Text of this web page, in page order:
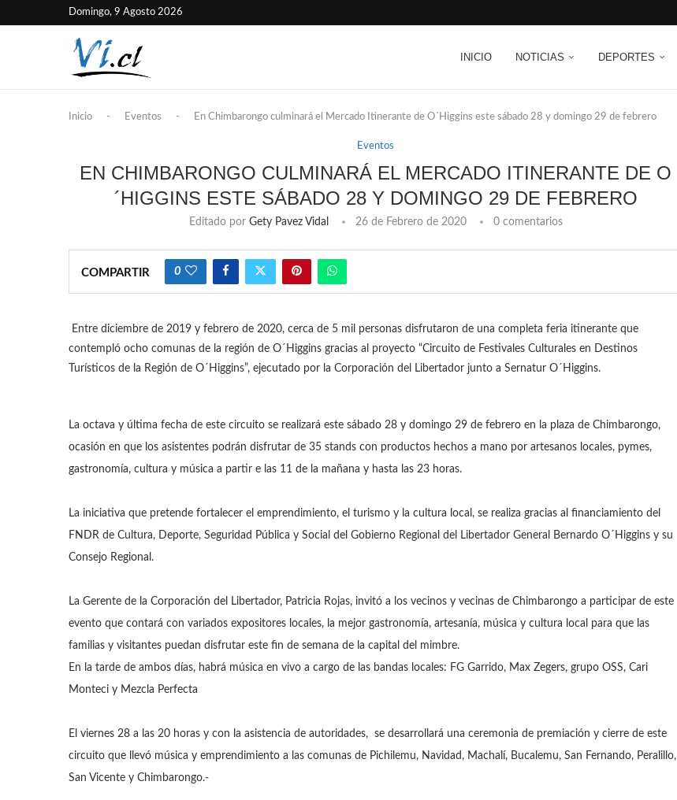
Domingo, 9 Agosto 2026
INICIO NOTICIAS DEPORTES
Inicio - Eventos - En Chimbarongo culminará el Mercado Itinerante de O´Higgins este sábado 28 y domingo 29 de febrero
Eventos
EN CHIMBARONGO CULMINARÁ EL MERCADO ITINERANTE DE O
´HIGGINS ESTE SÁBADO 28 Y DOMINGO 29 DE FEBRERO
Editado por Gety Pavez Vidal 26 de Febrero de 2020 0 comentarios
COMPARTIR 0
Entre diciembre de 2019 y febrero de 2020, cerca de 5 mil personas disfrutaron de una completa feria itinerante que
contempló ocho comunas de la región de O´Higgins gracias al proyecto “Circuito de Festivales Culturales en Destinos
Turísticos de la Región de O´Higgins”, ejecutado por la Corporación del Libertador junto a Sernatur O´Higgins.
La octava y última fecha de este circuito se realizará este sábado 28 y domingo 29 de febrero en la plaza de Chimbarongo,
ocasión en que los asistentes podrán disfrutar de 35 stands con productos hechos a mano por artesanos locales, pymes,
gastronomía, cultura y música a partir e las 11 de la mañana y hasta las 23 horas.
La iniciativa que pretende fortalecer el emprendimiento, el turismo y la cultura local, se realiza gracias al financiamiento del
FNDR de Cultura, Deporte, Seguridad Pública y Social del Gobierno Regional del Libertador General Bernardo O´Higgins y su
Consejo Regional.
La Gerente de la Corporación del Libertador, Patricia Rojas, invitó a los vecinos y vecinas de Chimbarongo a participar de este
evento que contará con variados expositores locales, la mejor gastronomía, artesanía, música y cultura local para que las
familias y visitantes puedan disfrutar este fin de semana de la capital del mimbre.
En la tarde de ambos días, habrá música en vivo a cargo de las bandas locales: FG Garrido, Max Zegers, grupo OSS, Cari
Monteci y Mezcla Perfecta
El viernes 28 a las 20 horas y con la asistencia de autoridades, se desarrollará una ceremonia de premiación y cierre de este
circuito que llevó música y emprendimiento a las comunas de Pichilemu, Navidad, Machalí, Bucalemu, San Fernando, Peralillo,
San Vicente y Chimbarongo.-